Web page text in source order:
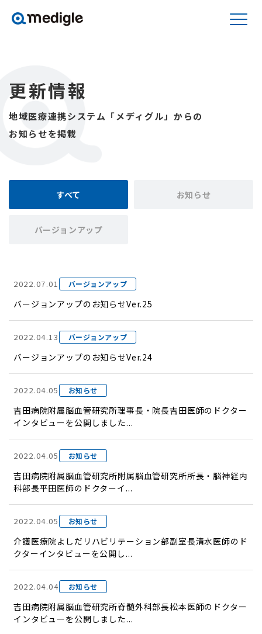
更新情報
地域医療連携システム「メディグル」からの
お知らせを掲載
すべて お知らせ
バージョンアップ
2022.07.01 バージョンアップ
バージョンアップのお知らせVer.25
2022.04.13 バージョンアップ
バージョンアップのお知らせVer.24
2022.04.05 お知らせ
吉田病院附属脳血管研究所理事長・院長吉田医師のドクター
インタビューを公開しました...
2022.04.05 お知らせ
吉田病院附属脳血管研究所附属脳血管研究所所長・脳神経内
科部長平田医師のドクターイ...
2022.04.05 お知らせ
介護医療院よしだリハビリテーション部副室長清水医師のド
クターインタビューを公開し...
2022.04.04 お知らせ
吉田病院附属脳血管研究所脊髄外科部長松本医師のドクター
インタビューを公開しました...